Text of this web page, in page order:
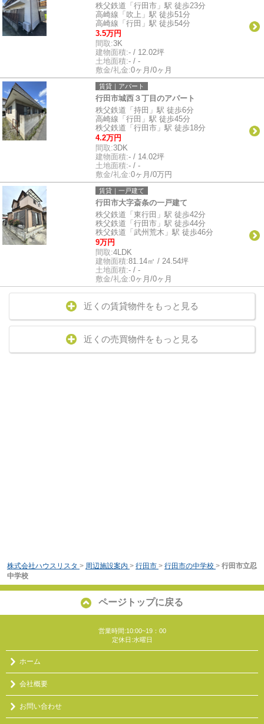
秩父鉄道「行田市」駅 徒歩23分
高崎線「吹上」駅 徒歩51分
高崎線「行田」駅 徒歩54分
3.5万円
間取:3K
建物面積:- / 12.02坪
土地面積:- / -
敷金/礼金:0ヶ月/0ヶ月
賃貸｜アパート
行田市城西３丁目のアパート
秩父鉄道「持田」駅 徒歩6分
高崎線「行田」駅 徒歩45分
秩父鉄道「行田市」駅 徒歩18分
4.2万円
間取:3DK
建物面積:- / 14.02坪
土地面積:- / -
敷金/礼金:0ヶ月/0万円
賃貸｜一戸建て
行田市大字斎条の一戸建て
秩父鉄道「東行田」駅 徒歩42分
秩父鉄道「行田市」駅 徒歩44分
秩父鉄道「武州荒木」駅 徒歩46分
9万円
間取:4LDK
建物面積:81.14㎡ / 24.54坪
土地面積:- / -
敷金/礼金:0ヶ月/0ヶ月
近くの賃貸物件をもっと見る
近くの売買物件をもっと見る
株式会社ハウスリスタ > 周辺施設案内 > 行田市 > 行田市の中学校 > 行田市立忍
中学校
ページトップに戻る
営業時間:10:00~19：00
定休日:水曜日
ホーム
会社概要
お問い合わせ